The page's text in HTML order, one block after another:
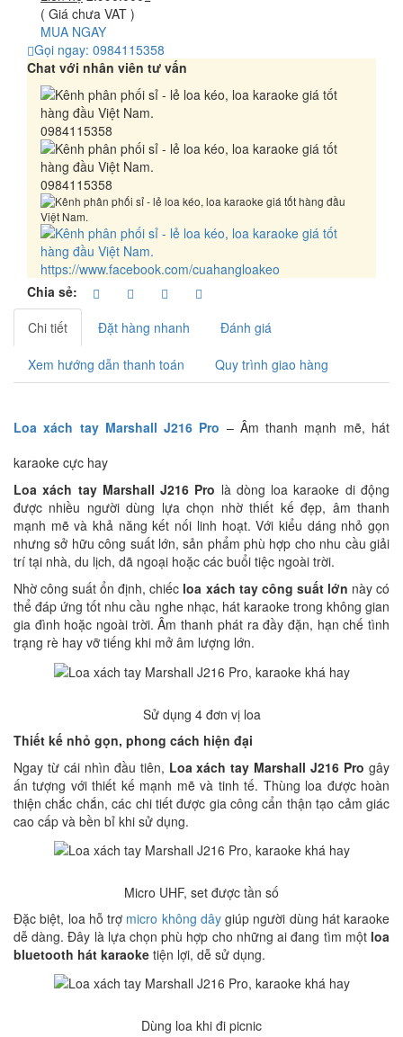
( Giá chưa VAT )
MUA NGAY
Gọi ngay: 0984115358
Chat với nhân viên tư vấn
0984115358
0984115358
https://www.facebook.com/cuahangloakeo
Chia sẻ:
Chi tiết Đặt hàng nhanh Đánh giá
Xem hướng dẫn thanh toán Quy trình giao hàng
Loa xách tay Marshall J216 Pro – Âm thanh mạnh mẽ, hát
karaoke cực hay
Loa xách tay Marshall J216 Pro là dòng loa karaoke di động
được nhiều người dùng lựa chọn nhờ thiết kế đẹp, âm thanh
mạnh mẽ và khả năng kết nối linh hoạt. Với kiểu dáng nhỏ gọn
nhưng sở hữu công suất lớn, sản phẩm phù hợp cho nhu cầu giải
trí tại nhà, du lịch, dã ngoại hoặc các buổi tiệc ngoài trời.
Nhờ công suất ổn định, chiếc loa xách tay công suất lớn này có
thể đáp ứng tốt nhu cầu nghe nhạc, hát karaoke trong không gian
gia đình hoặc ngoài trời. Âm thanh phát ra đầy đặn, hạn chế tình
trạng rè hay vỡ tiếng khi mở âm lượng lớn.
Sử dụng 4 đơn vị loa
Thiết kế nhỏ gọn, phong cách hiện đại
Ngay từ cái nhìn đầu tiên, Loa xách tay Marshall J216 Pro gây
ấn tượng với thiết kế mạnh mẽ và tinh tế. Thùng loa được hoàn
thiện chắc chắn, các chi tiết được gia công cẩn thận tạo cảm giác
cao cấp và bền bỉ khi sử dụng.
Micro UHF, set được tần số
Đặc biệt, loa hỗ trợ micro không dâygiúp người dùng hát karaoke
dễ dàng. Đây là lựa chọn phù hợp cho những ai đang tìm một loa
bluetooth hát karaoke tiện lợi, dễ sử dụng.
Dùng loa khi đi picnic